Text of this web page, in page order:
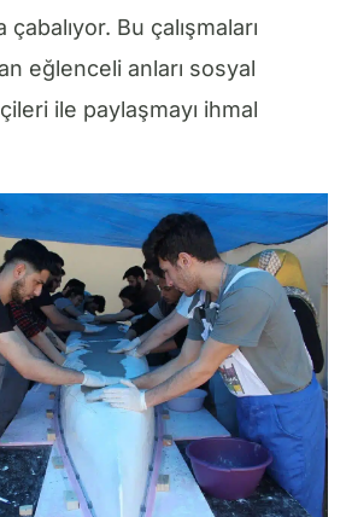
Bu çalışmaları
eğlenceli anları sosyal
ile paylaşmayı ihmal